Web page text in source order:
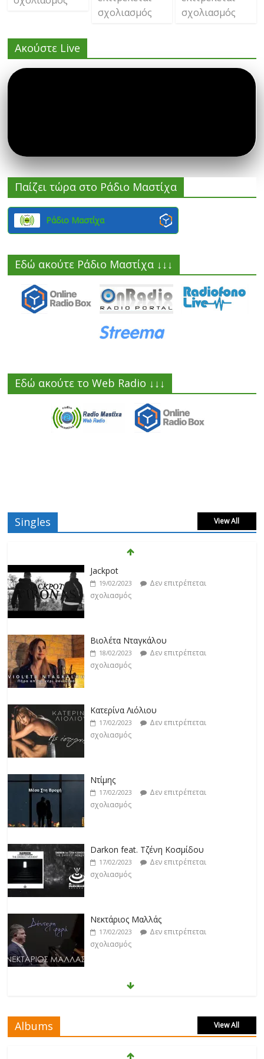
σχολιασμός
σχολιασμός
Ακούστε Live
Παίζει τώρα στο Ράδιο Μαστίχα
Ράδιο Μαστίχα
Εδώ ακούτε Ράδιο Μαστίχα ↓↓↓
Εδώ ακούτε το Web Radio ↓↓↓
Singles View All
Βιολέτα Νταγκάλου
18/02/2023
Δεν επιτρέπεται
σχολιασμός
Κατερίνα Λιόλιου
17/02/2023
Δεν επιτρέπεται
σχολιασμός
Ντίμης
17/02/2023
Δεν επιτρέπεται
σχολιασμός
Darkon feat. Τζένη Κοσμίδου
17/02/2023
Δεν επιτρέπεται
σχολιασμός
Νεκτάριος Μαλλάς
17/02/2023
Δεν επιτρέπεται
σχολιασμός
George P. Lemos feat. Ασπασία Λαιμού
17/02/2023
Δεν επιτρέπεται
σχολιασμός
Μάριος Δαρβίρας
Albums View All